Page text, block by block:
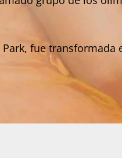
fue transformada